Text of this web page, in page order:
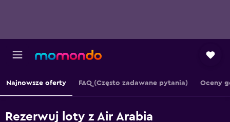
Najnowsze oferty FAQ (Często zadawane pytania) Oceny
Rezerwuj loty z Air Arabia